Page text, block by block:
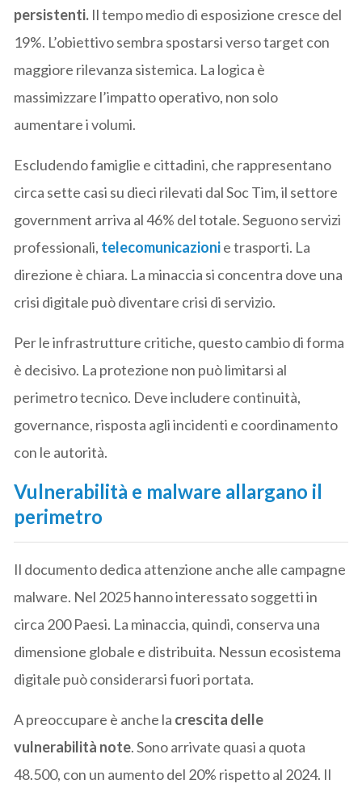
persistenti. Il tempo medio di esposizione cresce del
19%. L’obiettivo sembra spostarsi verso target con
maggiore rilevanza sistemica. La logica è
massimizzare l’impatto operativo, non solo
aumentare i volumi.
Escludendo famiglie e cittadini, che rappresentano
circa sette casi su dieci rilevati dal Soc Tim, il settore
government arriva al 46% del totale. Seguono servizi
professionali, telecomunicazionie trasporti. La
direzione è chiara. La minaccia si concentra dove una
crisi digitale può diventare crisi di servizio.
Per le infrastrutture critiche, questo cambio di forma
è decisivo. La protezione non può limitarsi al
perimetro tecnico. Deve includere continuità,
governance, risposta agli incidenti e coordinamento
con le autorità.
Vulnerabilità e malware allargano il
perimetro
Il documento dedica attenzione anche alle campagne
malware. Nel 2025 hanno interessato soggetti in
circa 200 Paesi. La minaccia, quindi, conserva una
dimensione globale e distribuita. Nessun ecosistema
digitale può considerarsi fuori portata.
A preoccupare è anche la crescita delle
vulnerabilità note. Sono arrivate quasi a quota
48.500, con un aumento del 20% rispetto al 2024. Il